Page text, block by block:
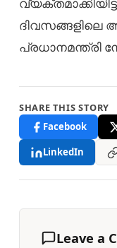
ദിവസങ്ങളിലെ
പ്രധാനമന്ത്രി
SHARE THIS STORY
Facebook
LinkedIn
Leave a